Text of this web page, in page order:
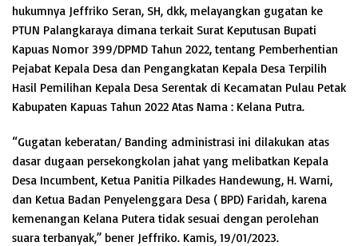
hukumnya Jeffriko Seran, SH, dkk, melayangkan gugatan ke
PTUN Palangkaraya dimana terkait Surat Keputusan Bupati
Kapuas Nomor 399/DPMD Tahun 2022, tentang Pemberhentian
Pejabat Kepala Desa dan Pengangkatan Kepala Desa Terpilih
Hasil Pemilihan Kepala Desa Serentak di Kecamatan Pulau Petak
Kabupaten Kapuas Tahun 2022 Atas Nama : Kelana Putra.
“Gugatan keberatan/ Banding administrasi ini dilakukan atas
dasar dugaan persekongkolan jahat yang melibatkan Kepala
Desa Incumbent, Ketua Panitia Pilkades Handewung, H. Warni,
dan Ketua Badan Penyelenggara Desa ( BPD) Faridah, karena
kemenangan Kelana Putera tidak sesuai dengan perolehan
suara terbanyak,” bener Jeffriko. Kamis, 19/01/2023.